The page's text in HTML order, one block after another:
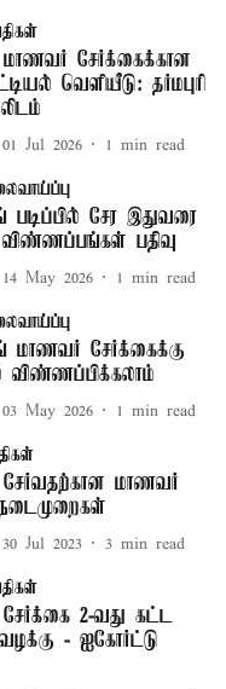
சேர்க்கைக்கான
வெளியீடு: தர்மபுரி
01 Jul 2026 1 min read
படிப்பில் சேர இதுவரை
பதிவு
14 May 2026 1 min read
மாணவர் சேர்க்கைக்கு
விண்ணப்பிக்கலாம்
03 May 2026 1 min read
மாணவர்
30 Jul 2023 3 min read
2-வது கட்ட
- ஐகோர்ட்டு